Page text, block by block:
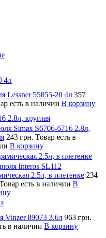
4л
Lessner 55855-20 4л 357
есть в наличии В корзину
2.8л, круглая
Simax S6706-6716 2.8л,
243 грн. Товар есть в
В корзину
2.5л, в плетенке
Interos SL112
2.5л, в плетенке 234
Товар есть в наличии В
Vinzer 89073 3.6л 963 грн.
в наличии В корзину